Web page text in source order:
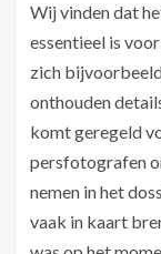
Wij vinden dat
essentieel is
zich
onthouden
komt geregeld
persfotografen
nemen in het
vaak in kaart